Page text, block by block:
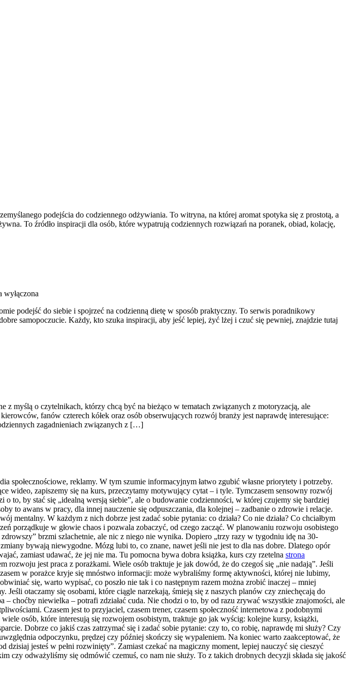
podejścia do codziennego odżywiania. To witryna, na której aromat spotyka się z prostotą, a
To źródło inspiracji dla osób, które wypatrują codziennych rozwiązań na poranek, obiad, kolację,
wyłączona
podejść do siebie i spojrzeć na codzienną dietę w sposób praktyczny. To serwis poradnikowy
samopoczucie. Każdy, kto szuka inspiracji, aby jeść lepiej, żyć lżej i czuć się pewniej, znajdzie tutaj
myślą o czytelnikach, którzy chcą być na bieżąco w tematach związanych z motoryzacją, ale
fanów czterech kółek oraz osób obserwujących rozwój branży jest naprawdę interesujące:
zagadnieniach związanych z […]
społecznościowe, reklamy. W tym szumie informacyjnym łatwo zgubić własne priorytety i potrzeby.
wideo, zapiszemy się na kurs, przeczytamy motywujący cytat – i tyle. Tymczasem sensowny rozwój
to, by stać się „idealną wersją siebie”, ale o budowanie codzienności, w której czujemy się bardziej
to awans w pracy, dla innej nauczenie się odpuszczania, dla kolejnej – zadbanie o zdrowie i relacje.
mentalny. W każdym z nich dobrze jest zadać sobie pytania: co działa? Co nie działa? Co chciałbym
porządkuje w głowie chaos i pozwala zobaczyć, od czego zacząć. W planowaniu rozwoju osobistego
brzmi szlachetnie, ale nic z niego nie wynika. Dopiero „trzy razy w tygodniu idę na 30-
bywają niewygodne. Mózg lubi to, co znane, nawet jeśli nie jest to dla nas dobre. Dlatego opór
zamiast udawać, że jej nie ma. Tu pomocna bywa dobra książka, kurs czy rzetelna strona
jest praca z porażkami. Wiele osób traktuje je jak dowód, że do czegoś się „nie nadają”. Jeśli
w porażce kryje się mnóstwo informacji: może wybraliśmy formę aktywności, której nie lubimy,
się, warto wypisać, co poszło nie tak i co następnym razem można zrobić inaczej – mniej
otaczamy się osobami, które ciągle narzekają, śmieją się z naszych planów czy zniechęcają do
choćby niewielka – potrafi zdziałać cuda. Nie chodzi o to, by od razu zrywać wszystkie znajomości, ale
Czasem jest to przyjaciel, czasem trener, czasem społeczność internetowa z podobnymi
osób, które interesują się rozwojem osobistym, traktuje go jak wyścig: kolejne kursy, książki,
Dobrze co jakiś czas zatrzymać się i zadać sobie pytanie: czy to, co robię, naprawdę mi służy? Czy
odpoczynku, prędzej czy później skończy się wypaleniem. Na koniec warto zaakceptować, że
jesteś w pełni rozwinięty”. Zamiast czekać na magiczny moment, lepiej nauczyć się cieszyć
odważyliśmy się odmówić czemuś, co nam nie służy. To z takich drobnych decyzji składa się jakość